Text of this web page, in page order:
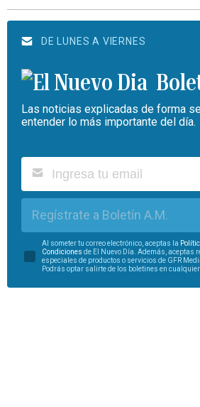
DE LUNES A VIERNES
Las noticias explicadas de forma
entender lo más importante del día.
Regístrate a Boletín A.M.
Al someter tu correo electrónico, aceptas la
Condiciones de El Nuevo Día. Además, aceptas
especiales de productos o servicios de GFR
Podrás optar salirte de los boletines en